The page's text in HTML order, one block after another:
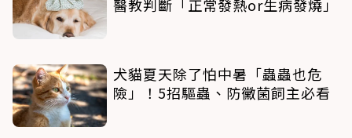
醫教判斷「正常發熱or生病發燒」
犬貓夏天除了怕中暑「蟲蟲也危
險」！5招驅蟲、防黴菌飼主必看